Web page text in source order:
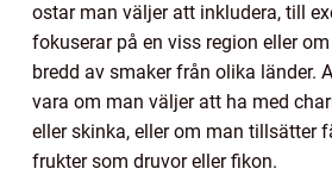
ostar man väljer att inkludera, till
fokuserar på en viss region eller
bredd av smaker från olika länder.
vara om man väljer att ha med
eller skinka, eller om man tillsätter
frukter som druvor eller fikon.